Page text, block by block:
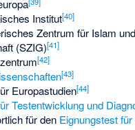
Institut[40]
Zentrum für Islam und
(SZIG)[41]
[42]
[43]
Europastudien[44]
Testentwicklung und
für den Eignungstest für